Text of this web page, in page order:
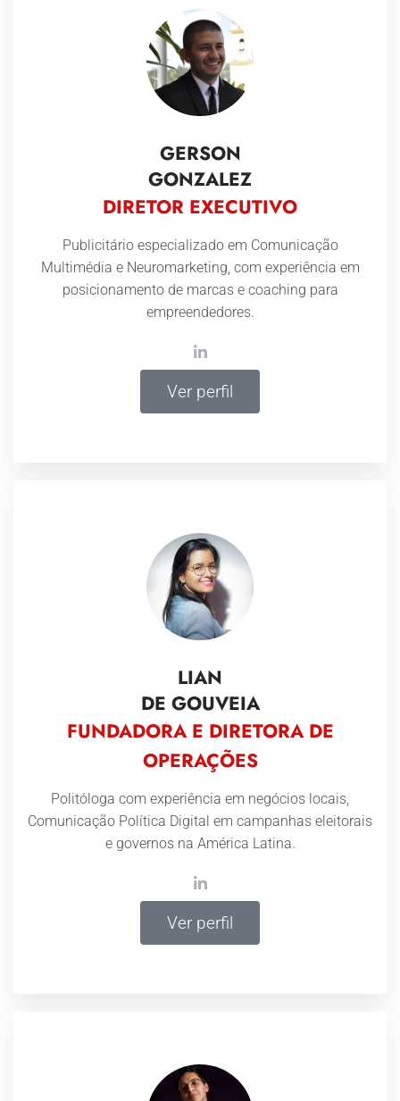
GERSON
GONZALEZ
DIRETOR EXECUTIVO
Publicitário especializado em Comunicação
Multimédia e Neuromarketing, com experiência em
posicionamento de marcas e coaching para
empreendedores.
Ver perfil
LIAN
DE GOUVEIA
FUNDADORA E DIRETORA DE
OPERAÇÕES
Politóloga com experiência em negócios locais,
Comunicação Política Digital em campanhas eleitorais
e governos na América Latina.
Ver perfil